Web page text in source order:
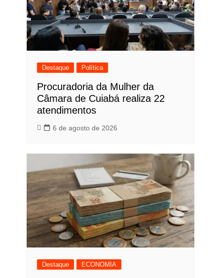
Destaque Política
Procuradoria da Mulher da
Câmara de Cuiabá realiza 22
atendimentos
6 de agosto de 2026
Destaque ECONOMIA